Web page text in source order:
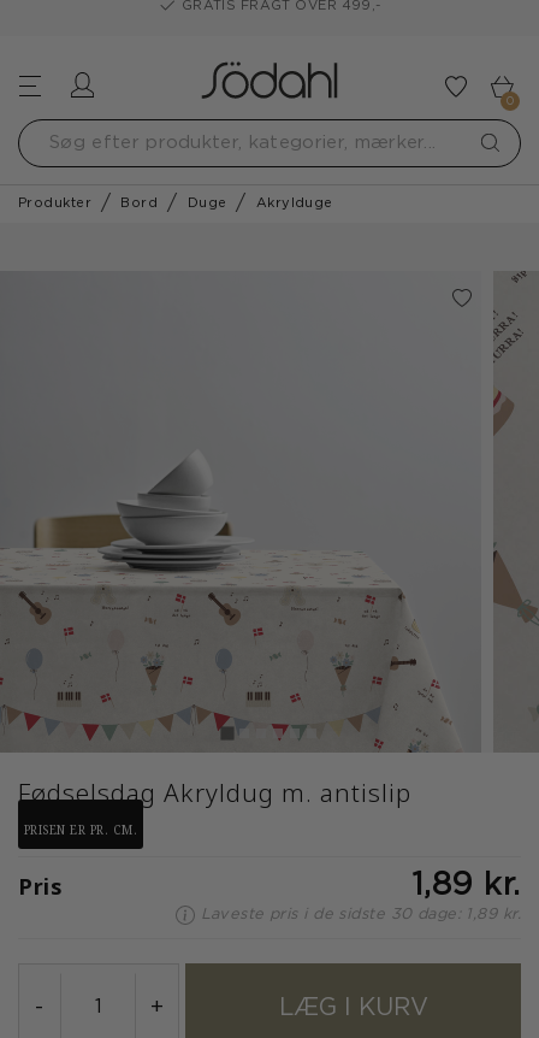
Tilføj
0
Produkter Bord Duge Akrylduge
Fødselsdag Akryldug m. antislip
PRISEN ER PR. CM.
Pris 1,89 kr.
Laveste pris i de sidste 30 dage: 1,89 kr.
- + LÆG I KURV